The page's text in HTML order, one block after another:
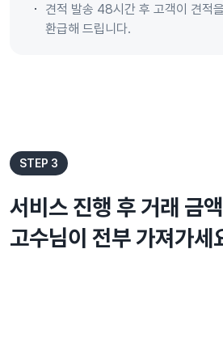
견적 발송 48시간 후 고객이 견적
환급해 드립니다.
STEP 3
서비스 진행 후 거래 금
고수님이 전부 가져가세